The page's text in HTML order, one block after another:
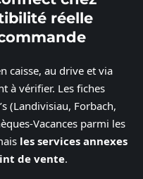
réelle
caisse, au drive et via
à vérifier. Les fiches
(Landivisiau, Forbach,
Vacances parmi les
les services annexes
de vente.